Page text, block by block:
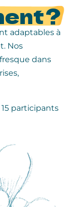
?
adaptables à
Nos
dans
participants